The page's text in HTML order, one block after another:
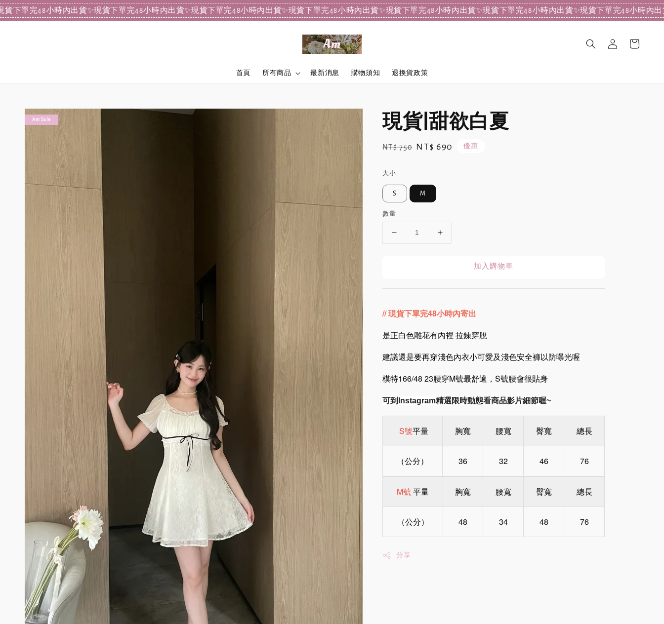
完48小時內出貨✨現貨下單完48小時內出貨✨現貨下單完48小時內出貨✨現貨下單完48小時內出貨✨現貨下單完48小時內出貨✨現貨下單完48小時內出貨✨現貨下單完48小時內出貨✨現
首頁 所有商品 最新消息 購物須知 退換貨政策
Am Sale 現貨|甜欲白夏
Regular
NT$ 750 Sale
NT$ 690 優惠
大小
S M
數量
加入購物車
// 現貨下單完48小時內寄出
是正白色雕花有內裡 拉鍊穿脫
建議還是要再穿淺色內衣小可愛及淺色安全褲以防曝光喔
模特166/48 23腰穿M號最舒適，S號腰會很貼身
可到Instagram精選限時動態看商品影片細節喔~
S號平量 胸寬 腰寬 臀寬 總長
（公分） 36 32 46 76
M號平量 胸寬 腰寬 臀寬 總長
（公分） 48 34 48 76
分享